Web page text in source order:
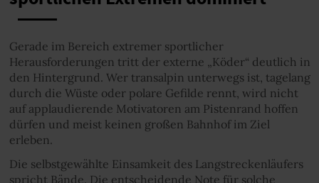
Gerade im Bereich extremer sportlicher
Herausforderungen tritt der externe „Köder“ deutlich in
den Hintergrund. Wer transalpin unterwegs ist, tagelang
durch die Wüste oder polare Gefilde rennt, wird nicht
auf applaudierende Motivatoren am Pistenrand hoffen
dürfen und meist keinen großen Bahnhof im Ziel
erleben.
Die selbstgewählte Einsamkeit des Langstreckenläufers
spricht Bände. Die entscheidende Note für solche